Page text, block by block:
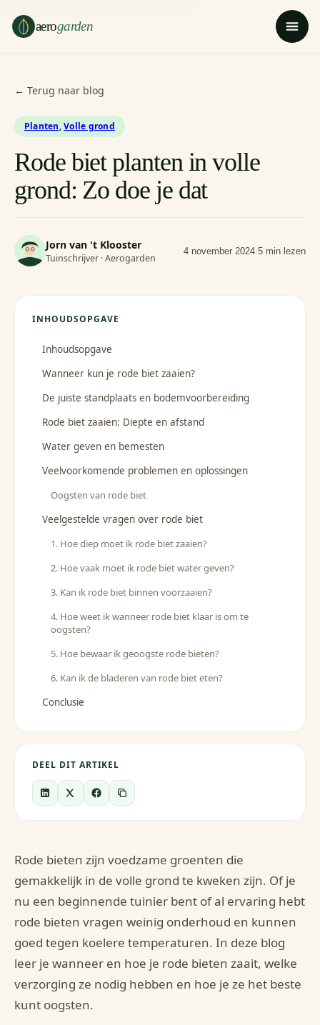
aerogarden
← Terug naar blog
Planten,Volle grond
Rode biet planten in volle
grond: Zo doe je dat
Jorn van 't Klooster
Tuinschrijver · Aerogarden
4 november 2024·5 min lezen
INHOUDSOPGAVE
Inhoudsopgave
Wanneer kun je rode biet zaaien?
De juiste standplaats en bodemvoorbereiding
Rode biet zaaien: Diepte en afstand
Water geven en bemesten
Veelvoorkomende problemen en oplossingen
Oogsten van rode biet
Veelgestelde vragen over rode biet
1. Hoe diep moet ik rode biet zaaien?
2. Hoe vaak moet ik rode biet water geven?
3. Kan ik rode biet binnen voorzaaien?
4. Hoe weet ik wanneer rode biet klaar is om te
oogsten?
5. Hoe bewaar ik geoogste rode bieten?
6. Kan ik de bladeren van rode biet eten?
Conclusie
DEEL DIT ARTIKEL
Rode bieten zijn voedzame groenten die
gemakkelijk in de volle grond te kweken zijn. Of je
nu een beginnende tuinier bent of al ervaring hebt
rode bieten vragen weinig onderhoud en kunnen
goed tegen koelere temperaturen. In deze blog
leer je wanneer en hoe je rode bieten zaait, welke
verzorging ze nodig hebben en hoe je ze het beste
kunt oogsten.